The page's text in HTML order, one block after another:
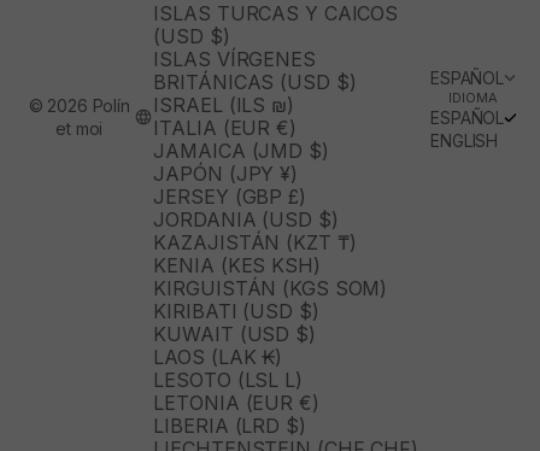
ISLAS TURCAS Y CAICOS
(USD $)
ISLAS VÍRGENES
BRITÁNICAS (USD $)
ISRAEL (ILS ₪)
ITALIA (EUR €)
JAMAICA (JMD $)
JAPÓN (JPY ¥)
JERSEY (GBP £)
JORDANIA (USD $)
KAZAJISTÁN (KZT ₸)
KENIA (KES KSH)
KIRGUISTÁN (KGS SOM)
KIRIBATI (USD $)
KUWAIT (USD $)
LAOS (LAK ₭)
LESOTO (LSL L)
LETONIA (EUR €)
LIBERIA (LRD $)
ESPAÑOL
IDIOMA
ESPAÑOL
ENGLISH
© 2026 Polín
et moi